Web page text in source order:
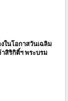
ในโอกาสวันเฉลิม
สิริกิติ์ฯ พระบรม